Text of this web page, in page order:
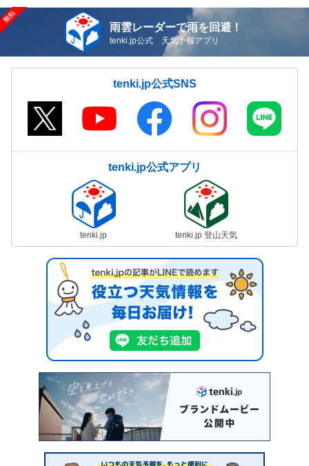
雨雲レーダーで雨を回避！
tenki.jp公式 天気予報アプリ
tenki.jp公式SNS
tenki.jp公式アプリ
tenki.jp tenki.jp 登山天気